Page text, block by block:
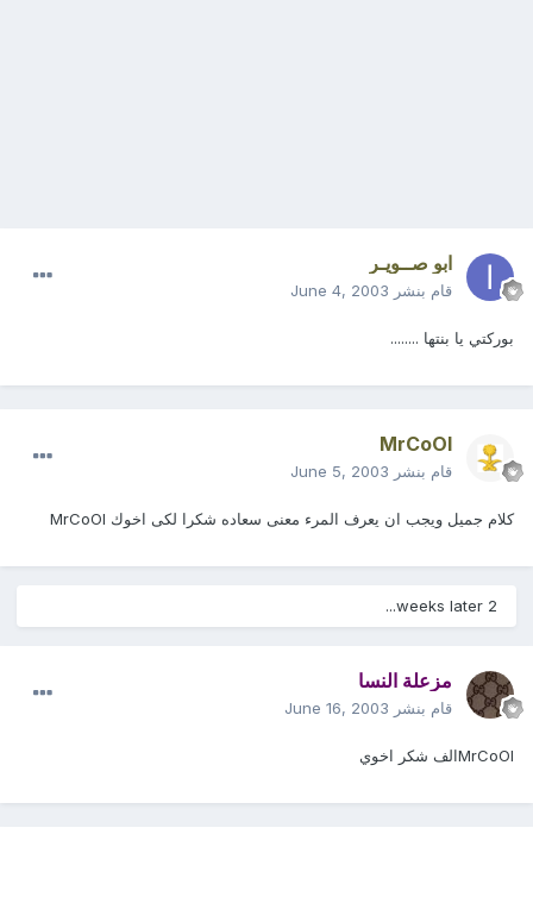
ابو صــويـر
قام بنشر June 4, 2003
بوركتي يا بنتها ........
MrCoOl
قام بنشر June 5, 2003
كلام جميل ويجب ان يعرف المرء معنى سعاده شكرا لكى اخوك MrCoOl
2 weeks later...
مزعلة النسا
قام بنشر June 16, 2003
MrCoOlالف شكر اخوي